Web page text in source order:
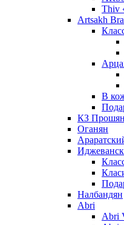
Thiv
Artsakh
В
КЗ
Оганян
Налбандян
Abri
Abri